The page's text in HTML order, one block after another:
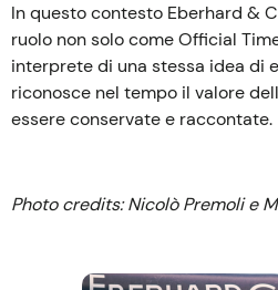
In questo contesto Eberhard &
ruolo non solo come Official
interprete di una stessa idea di
riconosce nel tempo il valore
essere conservate e raccontate.
Photo credits: Nicolò Premoli e